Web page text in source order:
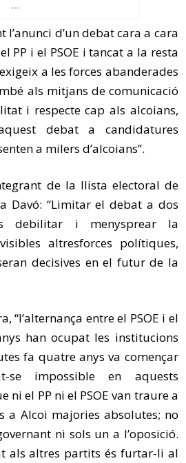
l’anunci d’un debat cara a cara
PP i el PSOE i tancat a la resta
a les forces abanderades
als mitjans de comunicació
i respecte cap als alcoians,
debat a candidatures
a milers d’alcoians”.
de la llista electoral de
Davó: “Limitar el debat a dos
debilitar i menysprear la
altresforces polítiques,
decisives en el futur de la
“l’alternança entre el PSOE i el
han ocupat les institucions
fa quatre anys va començar
se impossible en aquests
ni el PP ni el PSOE van traure a
a Alcoi majories absolutes; no
ni sols un a l’oposició.
als altres partits és furtar-li al